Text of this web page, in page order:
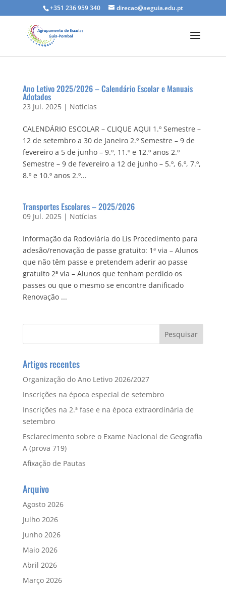
+351 236 959 340 direcao@aeguia.edu.pt
Ano Letivo 2025/2026 – Calendário Escolar e Manuais
Adotados
23 Jul. 2025| Notícias
CALENDÁRIO ESCOLAR – CLIQUE AQUI 1.º Semestre –
12 de setembro a 30 de Janeiro 2.º Semestre – 9 de
fevereiro a 5 de junho – 9.º, 11.º e 12.º anos 2.º
Semestre – 9 de fevereiro a 12 de junho – 5.º, 6.º, 7.º,
8.º e 10.º anos 2.º...
Transportes Escolares – 2025/2026
09 Jul. 2025| Notícias
Informação da Rodoviária do Lis Procedimento para
adesão/renovação de passe gratuito: 1ª via – Alunos
que não têm passe e pretendem aderir ao passe
gratuito 2ª via – Alunos que tenham perdido os
passes ou que o mesmo se encontre danificado
Renovação ...
Artigos recentes
Organização do Ano Letivo 2026/2027
Inscrições na época especial de setembro
Inscrições na 2.ª fase e na época extraordinária de
setembro
Esclarecimento sobre o Exame Nacional de Geografia
A (prova 719)
Afixação de Pautas
Arquivo
Agosto 2026
Julho 2026
Junho 2026
Maio 2026
Abril 2026
Março 2026